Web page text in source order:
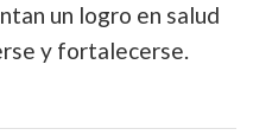
un logro en salud
y fortalecerse.